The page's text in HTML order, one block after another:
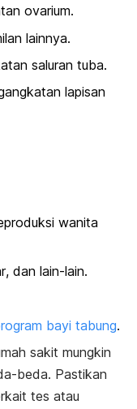
ovarium.
lainnya.
saluran tuba.
lapisan
wanita
, dan lain-lain.
bayi tabung.
sakit mungkin
beda. Pastikan
tes atau